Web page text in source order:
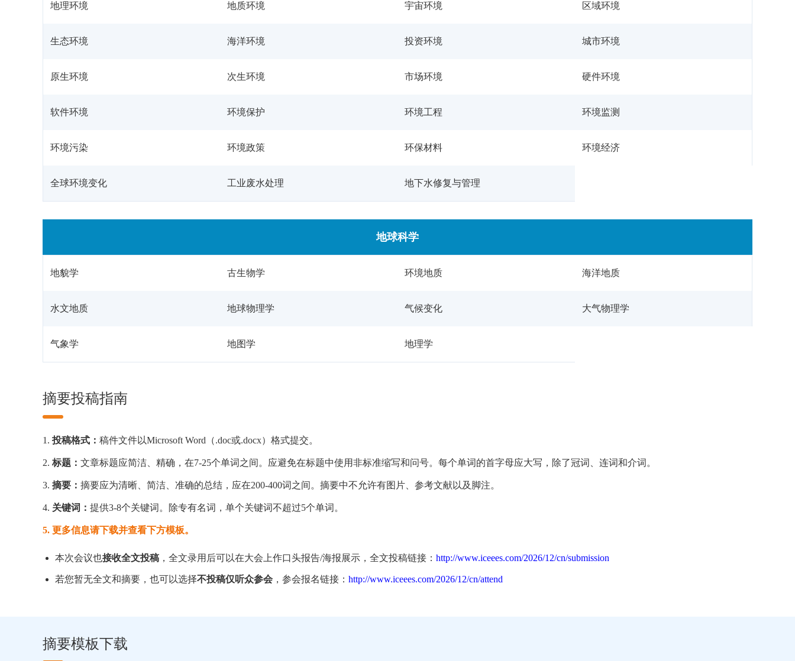
地理环境 地质环境 宇宙环境 区域环境
生态环境 海洋环境 投资环境 城市环境
原生环境 次生环境 市场环境 硬件环境
软件环境 环境保护 环境工程 环境监测
环境污染 环境政策 环保材料 环境经济
全球环境变化 工业废水处理 地下水修复与管理
地球科学
地貌学 古生物学 环境地质 海洋地质
水文地质 地球物理学 气候变化 大气物理学
气象学 地图学 地理学
摘要投稿指南
1. 投稿格式： 稿件文件以Microsoft Word（.doc或.docx）格式提交。
2. 标题： 文章标题应简洁、精确，在7-25个单词之间。应避免在标题中使用非标准缩写和问号。每个单词的首字母应大写，除了冠词、连词和介词。
3. 摘要： 摘要应为清晰、简洁、准确的总结，应在200-400词之间。摘要中不允许有图片、参考文献以及脚注。
4. 关键词： 提供3-8个关键词。除专有名词，单个关键词不超过5个单词。
5. 更多信息请下载并查看下方模板。
本次会议也接收全文投稿 ，全文录用后可以在大会上作口头报告/海报展示，全文投稿链接： http://www.iceees.com/2026/12/cn/submission
若您暂无全文和摘要，也可以选择不投稿仅听众参会 ，参会报名链接： http://www.iceees.com/2026/12/cn/attend
摘要模板下载